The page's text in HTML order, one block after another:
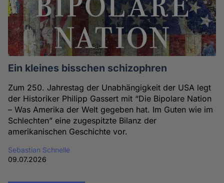
Ein kleines bisschen schizophren
Zum 250. Jahrestag der Unabhängigkeit der USA legt
der Historiker Philipp Gassert mit “Die Bipolare Nation
– Was Amerika der Welt gegeben hat. Im Guten wie im
Schlechten” eine zugespitzte Bilanz der
amerikanischen Geschichte vor.
Sebastian Schnelle
09.07.2026